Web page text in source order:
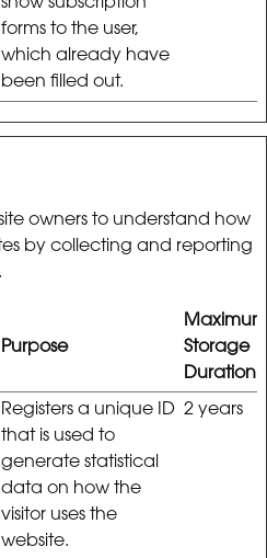
show subscription
forms to the user,
which already have
been filled out.
owners to understand how
by collecting and reporting
Purpose
Maximum
Storage
Duration
Registers a unique ID
that is used to
generate statistical
data on how the
visitor uses the
website.
2 years